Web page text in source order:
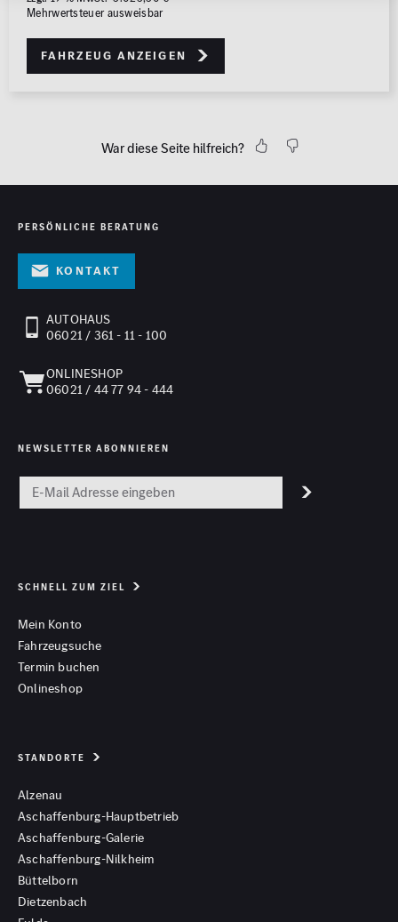
Mehrwertsteuer ausweisbar
Fahrzeug anzeigen
War diese Seite hilfreich?
PERSÖNLICHE BERATUNG
Kontakt
AUTOHAUS
06021 / 361 - 11 - 100
ONLINESHOP
06021 / 44 77 94 - 444
NEWSLETTER ABONNIEREN
SCHNELL ZUM ZIEL
Mein Konto
Fahrzeugsuche
Termin buchen
Onlineshop
STANDORTE
Alzenau
Aschaffenburg-Hauptbetrieb
Aschaffenburg-Galerie
Aschaffenburg-Nilkheim
Büttelborn
Dietzenbach